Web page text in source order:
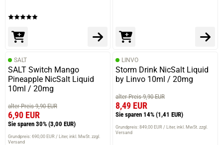
SALT
SALT Switch Mango
Pineapple NicSalt Liquid
10ml / 20mg
alter Preis 9,90 EUR
6,90 EUR
Sie sparen 30% (3,00 EUR)
Grundpreis: 690,00 EUR / Liter inkl. MwSt. zzgl.
Versand
LINVO
Storm Drink NicSalt Liquid
by Linvo 10ml / 20mg
alter Preis 9,90 EUR
8,49 EUR
Sie sparen 14% (1,41 EUR)
Grundpreis: 849,00 EUR / Liter inkl. MwSt. zzgl.
Versand